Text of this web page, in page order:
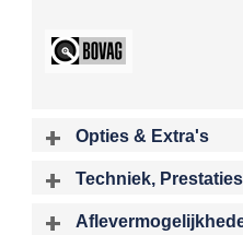
Opties & Extra's
Aluminium interieur
Techniek,
6